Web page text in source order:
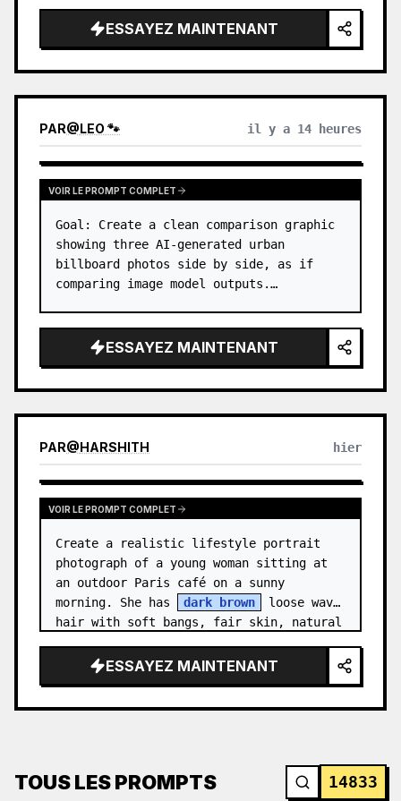
office setting…
ESSAYEZ MAINTENANT
PAR@LEO 🐾 il y a 14 heures
VOIR LE PROMPT COMPLET
Goal: Create a clean comparison graphic
showing three AI-generated urban
billboard photos side by side, as if
comparing image model outputs.
with a warm off-white background and
generous margins. …
ESSAYEZ MAINTENANT
PAR@HARSHITH hier
VOIR LE PROMPT COMPLET
Create a realistic lifestyle portrait
photograph of a young woman sitting at
an outdoor Paris café on a sunny
morning. She has
dark brown
loose wavy
hair with soft bangs, fair skin, natural
ESSAYEZ MAINTENANT
TOUS LES PROMPTS 14833